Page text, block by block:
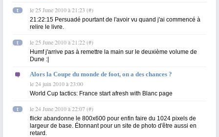
t le 25 June 2010 à 21:23 (#)
21:22:15 Persuadé pourtant de l'avoir vu quand j'ai commencé à
relire le livre.
t le 25 June 2010 à 21:22 (#)
Humf j'arrive pas à remettre la main sur le deuxième volume de
Dune :|
Alors la Coupe du monde de foot, on a des chances ?
le 24 juin 2010 à 23:00
World Cup tactics: France start afresh with Blanc page
t le 24 June 2010 à 22:07(#)
flickr abandonne le 800x600 pour enfin faire du 1024 pixels de
largeur de base. Étonnant pour un site de photo d'être aussi en
retard.